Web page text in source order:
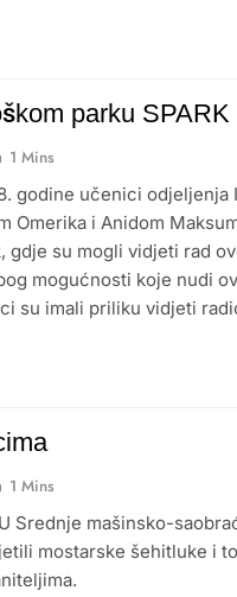
parku SPARK
1 Mins
godine učenici odjeljenja
Omerika i Anidom
gdje su mogli vidjeti rad
mogućnosti koje nudi
su imali priliku vidjeti
1 Mins
Srednje mašinsko-
mostarske šehitluke i